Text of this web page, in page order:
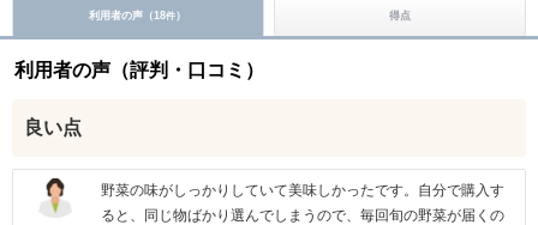
利用者の声（18件） 得点
利用者の声（評判・口コミ）
良い点
野菜の味がしっかりしていて美味しかったです。自分で購入す
ると、同じ物ばかり選んでしまうので、毎回旬の野菜が届くの